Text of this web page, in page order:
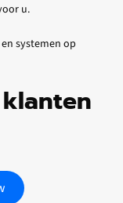
u.
systemen op